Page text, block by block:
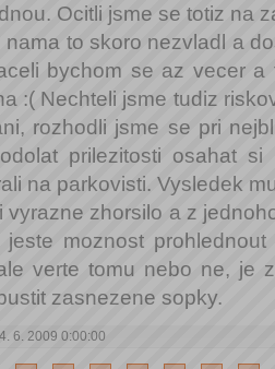
Ocitli jsme se totiz na
nama to skoro nezvladl a
bychom se az vecer
:( Nechteli jsme tudiz
rozhodli jsme se pri
prilezitosti osahat
na parkovisti. Vysledek
vyrazne zhorsilo a z
jeste moznost
verte tomu nebo ne, je
zasnezene sopky.
6. 2009 0:00:00